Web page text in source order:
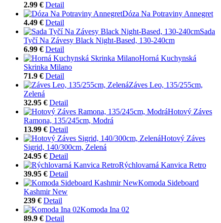
2.99 € Detail
Dóza Na Potraviny Annegret
4.49 € Detail
Sada
Tyčí Na Závesy Black Night-Based, 130-240cm
6.99 € Detail
Horná Kuchynská
Skrinka Milano
71.9 € Detail
Záves Leo, 135/255cm,
Zelená
32.95 € Detail
Hotový Záves
Ramona, 135/245cm, Modrá
13.99 € Detail
Hotový Záves
Sigrid, 140/300cm, Zelená
24.95 € Detail
Rýchlovarná Kanvica Retro
39.95 € Detail
Komoda Sideboard
Kashmir New
239 € Detail
Komoda Ina 02
89.9 € Detail